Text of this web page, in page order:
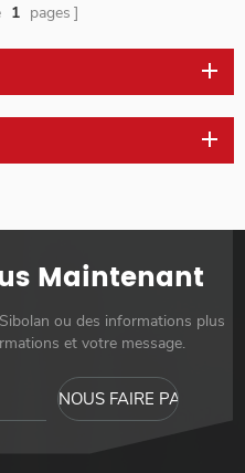
1 pages
Maintenant
ou des informations plus
et votre message.